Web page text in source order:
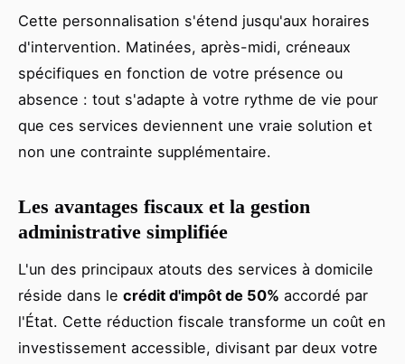
Cette personnalisation s'étend jusqu'aux horaires
d'intervention. Matinées, après-midi, créneaux
spécifiques en fonction de votre présence ou
absence : tout s'adapte à votre rythme de vie pour
que ces services deviennent une vraie solution et
non une contrainte supplémentaire.
Les avantages fiscaux et la gestion
administrative simplifiée
L'un des principaux atouts des services à domicile
réside dans le crédit d'impôt de 50% accordé par
l'État. Cette réduction fiscale transforme un coût en
investissement accessible, divisant par deux votre